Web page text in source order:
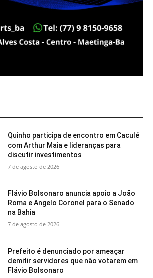
Quinho participa de encontro em Caculé
com Arthur Maia e lideranças para
discutir investimentos
7 de agosto de 2026
Flávio Bolsonaro anuncia apoio a João
Roma e Angelo Coronel para o Senado
na Bahia
7 de agosto de 2026
Prefeito é denunciado por ameaçar
demitir servidores que não votarem em
Flávio Bolsonaro